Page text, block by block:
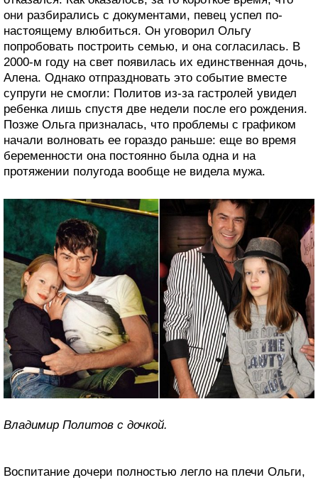
они разбирались с документами, певец успел по-
настоящему влюбиться. Он уговорил Ольгу
попробовать построить семью, и она согласилась. В
2000-м году на свет появилась их единственная дочь,
Алена. Однако отпраздновать это событие вместе
супруги не смогли: Политов из-за гастролей увидел
ребенка лишь спустя две недели после его рождения.
Позже Ольга призналась, что проблемы с графиком
начали волновать ее гораздо раньше: еще во время
беременности она постоянно была одна и на
протяжении полугода вообще не видела мужа.
Владимир Политов с дочкой.
Воспитание дочери полностью легло на плечи Ольги,